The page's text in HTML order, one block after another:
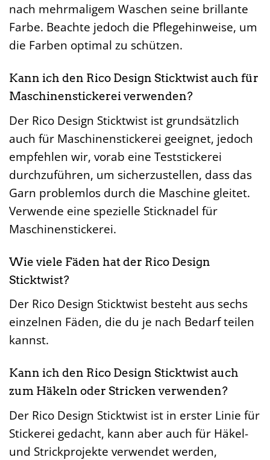
nach mehrmaligem Waschen seine brillante
Farbe. Beachte jedoch die Pflegehinweise, um
die Farben optimal zu schützen.
Kann ich den Rico Design Sticktwist auch für
Maschinenstickerei verwenden?
Der Rico Design Sticktwist ist grundsätzlich
auch für Maschinenstickerei geeignet, jedoch
empfehlen wir, vorab eine Teststickerei
durchzuführen, um sicherzustellen, dass das
Garn problemlos durch die Maschine gleitet.
Verwende eine spezielle Sticknadel für
Maschinenstickerei.
Wie viele Fäden hat der Rico Design
Sticktwist?
Der Rico Design Sticktwist besteht aus sechs
einzelnen Fäden, die du je nach Bedarf teilen
kannst.
Kann ich den Rico Design Sticktwist auch
zum Häkeln oder Stricken verwenden?
Der Rico Design Sticktwist ist in erster Linie für
Stickerei gedacht, kann aber auch für Häkel-
und Strickprojekte verwendet werden,